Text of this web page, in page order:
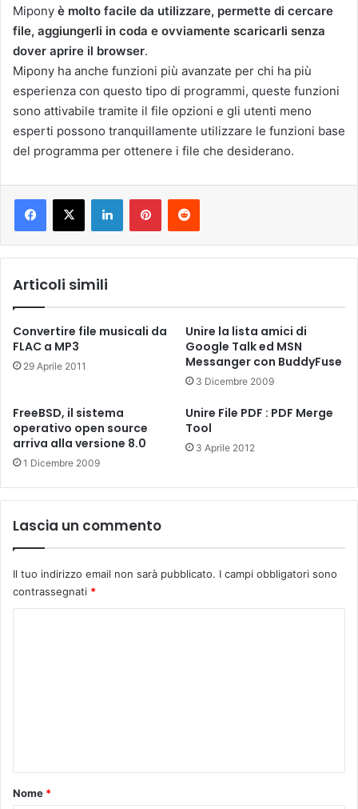
Mipony è molto facile da utilizzare, permette di cercare
file, aggiungerli in coda e ovviamente scaricarli senza
dover aprire il browser.
Mipony ha anche funzioni più avanzate per chi ha più
esperienza con questo tipo di programmi, queste funzioni
sono attivabile tramite il file opzioni e gli utenti meno
esperti possono tranquillamente utilizzare le funzioni base
del programma per ottenere i file che desiderano.
LinkedInPinterestReddit
Articoli simili
Convertire file musicali da
FLAC a MP3
29 Aprile 2011
Unire la lista amici di
Google Talk ed MSN
Messanger con BuddyFuse
3 Dicembre 2009
FreeBSD, il sistema
operativo open source
arriva alla versione 8.0
1 Dicembre 2009
Unire File PDF : PDF Merge
Tool
3 Aprile 2012
Lascia un commento
Il tuo indirizzo email non sarà pubblicato. I campi obbligatori sono
contrassegnati *
o
Nome *